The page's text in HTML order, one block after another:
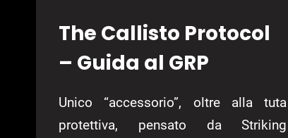
The Callisto Protocol
– Guida al GRP
Unico “accessorio”, oltre alla tuta
protettiva, pensato da Striking